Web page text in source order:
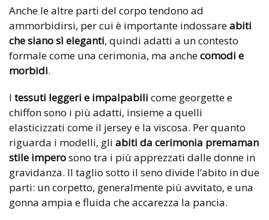
Anche le altre parti del corpo tendono ad
ammorbidirsi, per cui è importante indossareabiti
che siano sì eleganti, quindi adatti a un contesto
formale come una cerimonia, ma anchecomodi e
morbidi.
I tessuti leggeri e impalpabili come georgette e
chiffon sono i più adatti, insieme a quelli
elasticizzati come il jersey e la viscosa. Per quanto
riguarda i modelli, gli abiti da cerimonia premaman
stile imperosono tra i più apprezzati dalle donne in
gravidanza. Il taglio sotto il seno divide l’abito in due
parti: un corpetto, generalmente più avvitato, e una
gonna ampia e fluida che accarezza la pancia.